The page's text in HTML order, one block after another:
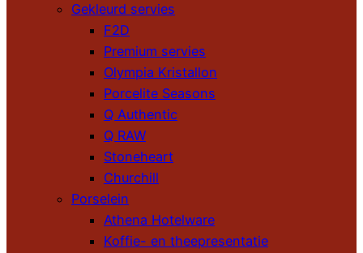
Gekleurd servies
F2D
Premium servies
Olympia Kristallon
Porcelite Seasons
Q Authentic
Q RAW
Stoneheart
Churchill
Porselein
Athena Hotelware
Koffie- en theepresentatie